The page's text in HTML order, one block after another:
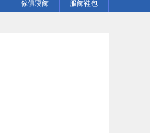
傢俱寢飾 服飾鞋包